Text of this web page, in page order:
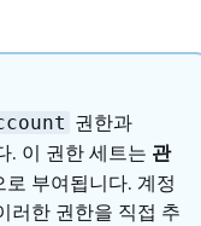
권한과
. 이 권한 세트는 관
부여됩니다. 계정
러한 권한을 직접 추